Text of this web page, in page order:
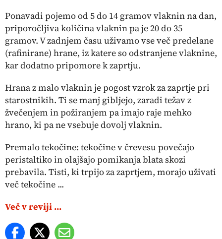
Ponavadi pojemo od 5 do 14 gramov vlaknin na dan,
priporočljiva količina vlaknin pa je 20 do 35
gramov. V zadnjem času uživamo vse več predelane
(rafinirane) hrane, iz katere so odstranjene vlaknine,
kar dodatno pripomore k zaprtju.
Hrana z malo vlaknin je pogost vzrok za zaprtje pri
starostnikih. Ti se manj gibljejo, zaradi težav z
žvečenjem in požiranjem pa imajo raje mehko
hrano, ki pa ne vsebuje dovolj vlaknin.
Premalo tekočine: tekočine v črevesu povečajo
peristaltiko in olajšajo pomikanja blata skozi
prebavila. Tisti, ki trpijo za zaprtjem, morajo uživati
več tekočine ...
Več v reviji ...